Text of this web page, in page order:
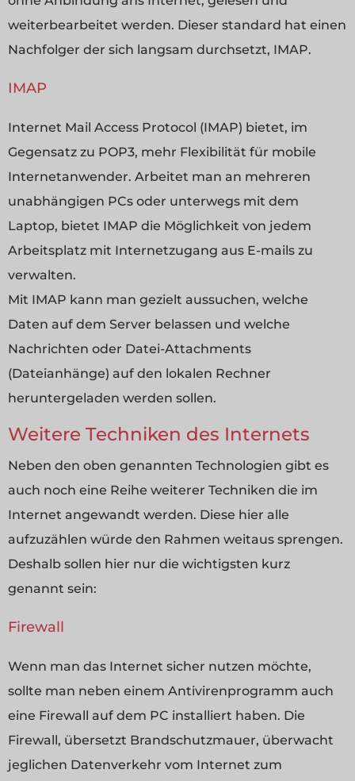
weiterbearbeitet werden. Dieser standard hat einen
Nachfolger der sich langsam durchsetzt, IMAP.
IMAP
Internet Mail Access Protocol (IMAP) bietet, im
Gegensatz zu POP3, mehr Flexibilität für mobile
Internetanwender. Arbeitet man an mehreren
unabhängigen PCs oder unterwegs mit dem
Laptop, bietet IMAP die Möglichkeit von jedem
Arbeitsplatz mit Internetzugang aus E-mails zu
verwalten.
Mit IMAP kann man gezielt aussuchen, welche
Daten auf dem Server belassen und welche
Nachrichten oder Datei-Attachments
(Dateianhänge) auf den lokalen Rechner
heruntergeladen werden sollen.
Weitere Techniken des Internets
Neben den oben genannten Technologien gibt es
auch noch eine Reihe weiterer Techniken die im
Internet angewandt werden. Diese hier alle
aufzuzählen würde den Rahmen weitaus sprengen.
Deshalb sollen hier nur die wichtigsten kurz
genannt sein:
Firewall
Wenn man das Internet sicher nutzen möchte,
sollte man neben einem Antivirenprogramm auch
eine Firewall auf dem PC installiert haben. Die
Firewall, übersetzt Brandschutzmauer, überwacht
jeglichen Datenverkehr vom Internet zum